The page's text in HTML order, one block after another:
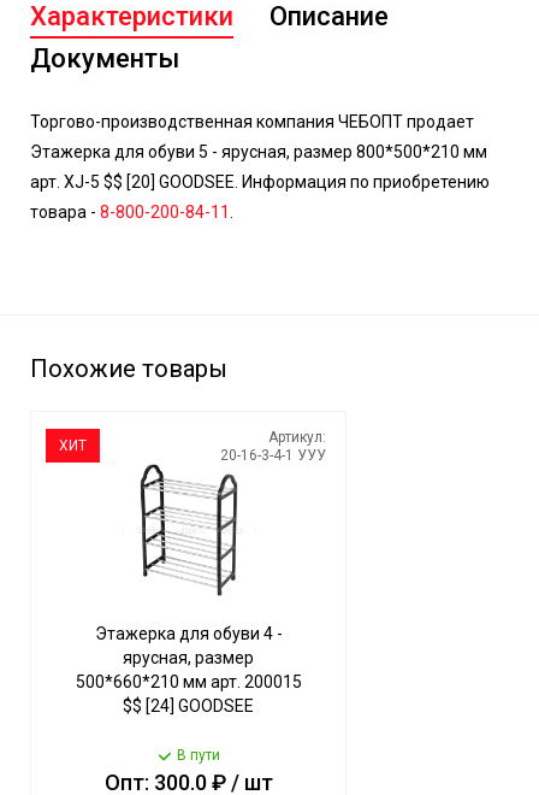
Характеристики
Описание
Документы
Торгово-производственная компания ЧЕБОПТ продает
Этажерка для обуви 5 - ярусная, размер 800*500*210 мм
арт. XJ-5 $$ [20] GOODSEE. Информация по приобретению
товара - 8-800-200-84-11
Похожие товары
ХИТ
Артикул:
20-16-3-4-1 УУУ
Этажерка для обуви 4 -
ярусная, размер
500*660*210 мм арт. 200015
$$ [24] GOODSEE
В пути
Опт: 300.0 ₽ / шт